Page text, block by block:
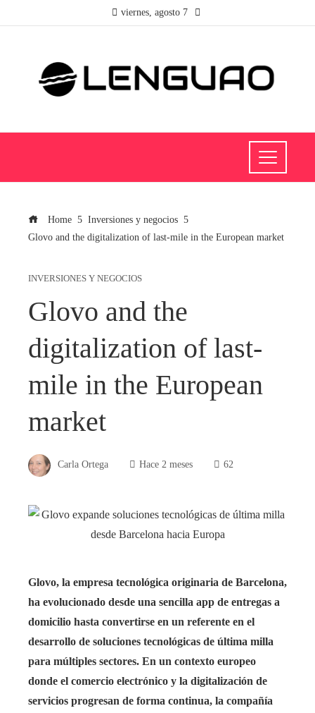
viernes, agosto 7
Home
Inversiones y negocios
Glovo and the digitalization of last-mile in the European market
INVERSIONES Y NEGOCIOS
Glovo and the
digitalization of last-
mile in the European
market
Carla Ortega Hace 2 meses 62
Glovo, la empresa tecnológica originaria de Barcelona,
ha evolucionado desde una sencilla app de entregas a
domicilio hasta convertirse en un referente en el
desarrollo de soluciones tecnológicas de última milla
para múltiples sectores. En un contexto europeo
donde el comercio electrónico y la digitalización de
servicios progresan de forma continua, la compañía